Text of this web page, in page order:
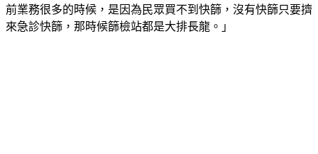
前業務很多的時候，是因為民眾買不到快篩，沒有快篩只要擠
來急診快篩，那時候篩檢站都是大排長龍。」